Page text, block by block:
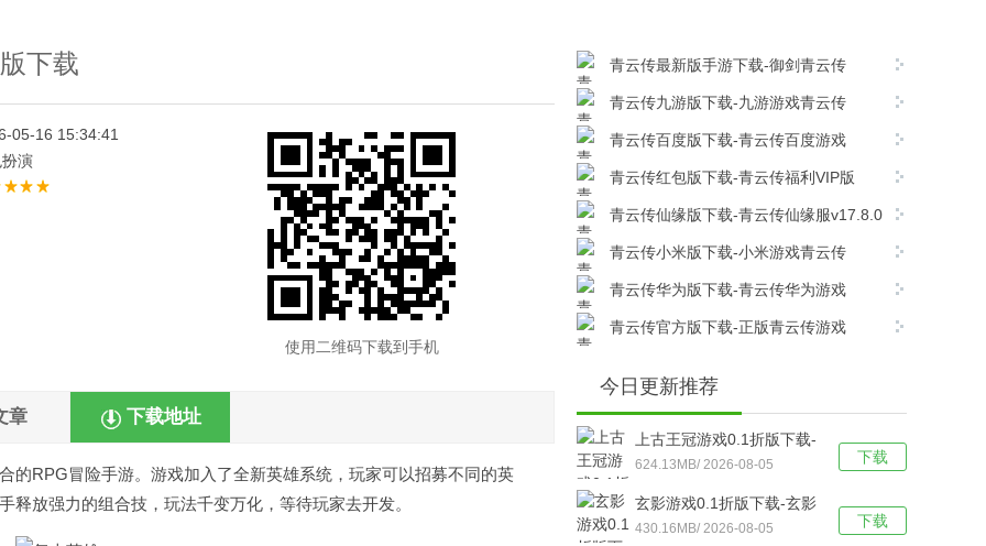
下载
05-16 15:34:41
演
使用二维码下载到手机
章 下载地址
的RPG冒险手游。游戏加入了全新英雄系统，玩家可以招募不同的英
放强力的组合技，玩法千变万化，等待玩家去开发。
青云传最新版手游下载-御剑青云传
v17.8.0安卓版下载
青云传九游版下载-九游游戏青云传
v17.8.0安卓版下载
青云传百度版下载-青云传百度游戏
v17.8.0安卓版下载
青云传红包版下载-青云传福利VIP版
v17.8.0安卓版下载
青云传仙缘版下载-青云传仙缘服v17.8.0
安卓版下载
青云传小米版下载-小米游戏青云传
v17.8.0安卓版下载
青云传华为版下载-青云传华为游戏
v17.8.0安卓版下载
青云传官方版下载-正版青云传游戏
今日更新推荐
下载
上古王冠游戏0.1折版下载-
上古王冠(0.1折官方正版)
福利版 v1.0安卓版下载
624.13MB/ 2026-08-05
下载
玄影游戏0.1折版下载-玄影
（0.1折盗帅送真充）手游
430.16MB/ 2026-08-05